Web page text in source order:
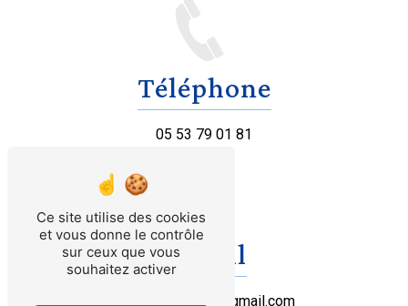
Téléphone
05 53 79 01 81
E-mail
lepetitgascon47@gmail.com
Ce site utilise des cookies
et vous donne le contrôle
sur ceux que vous
souhaitez activer